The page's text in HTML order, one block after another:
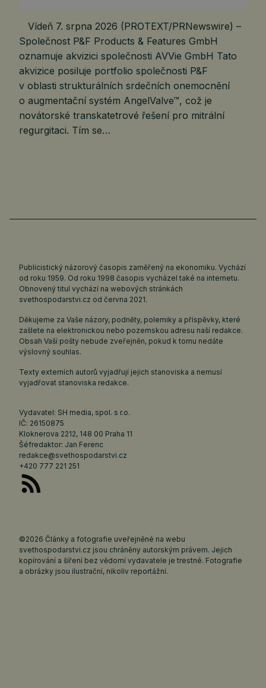
Vídeň 7. srpna 2026 (PROTEXT/PRNewswire) –
Společnost P&F Products & Features GmbH
oznamuje akvizici společnosti AVVie GmbH Tato
akvizice posiluje portfolio společnosti P&F
v oblasti strukturálních srdečních onemocnění
o augmentační systém AngelValve™, což je
novátorské transkatetrové řešení pro mitrální
regurgitaci. Tím se…
Publicistický názorový časopis zaměřený na ekonomiku. Vychází
od roku 1959. Od roku 1998 časopis vycházel také na internetu.
Obnovený titul vychází na webových stránkách
svethospodarstvi.cz od června 2021.
Děkujeme za Vaše názory, podněty, polemiky a příspěvky, které
zašlete na elektronickou nebo pozemskou adresu naší redakce.
Obsah Vaší pošty nebude zveřejněn, pokud k tomu nedáte
výslovný souhlas.
Texty externích autorů vyjadřují jejich stanoviska a nemusí
vyjadřovat stanoviska redakce.
Vydavatel: SH media, spol. s r.o.
IČ: 26150875
Kloknerova 2212, 148 00 Praha 11
Šéfredaktor: Jan Ferenc
redakce@svethospodarstvi.cz
+420 777 221 251
©2026 Články a fotografie uveřejněné na webu
svethospodarstvi.cz jsou chráněny autorským právem. Jejich
kopírování a šíření bez vědomí vydavatele je trestné. Fotografie
a obrázky jsou ilustrační, nikoliv reportážní.